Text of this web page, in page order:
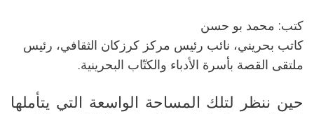
كتب: محمد بو حسن
كاتب بحريني، نائب رئيس مركز كرزكان الثقافي، رئيس
ملتقى القصة بأسرة الأدباء والكتّاب البحرينية.
حين ننظر لتلك المساحة الواسعة التي يتأملها